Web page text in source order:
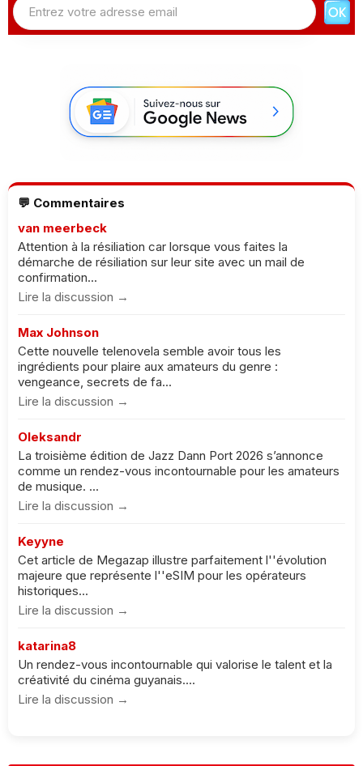
💬 Commentaires
van meerbeck
Attention à la résiliation car lorsque vous faites la
démarche de résiliation sur leur site avec un mail de
confirmation...
Lire la discussion →
Max Johnson
Cette nouvelle telenovela semble avoir tous les
ingrédients pour plaire aux amateurs du genre :
vengeance, secrets de fa...
Lire la discussion →
Oleksandr
La troisième édition de Jazz Dann Port 2026 s’annonce
comme un rendez-vous incontournable pour les amateurs
de musique. ...
Lire la discussion →
Keyyne
Cet article de Megazap illustre parfaitement l''évolution
majeure que représente l''eSIM pour les opérateurs
historiques...
Lire la discussion →
katarina8
Un rendez-vous incontournable qui valorise le talent et la
créativité du cinéma guyanais....
Lire la discussion →